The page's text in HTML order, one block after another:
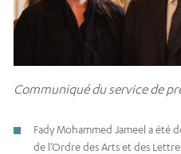
Communiqué du service de
Fady Mohammed Jameel a été
de l’Ordre des Arts et des